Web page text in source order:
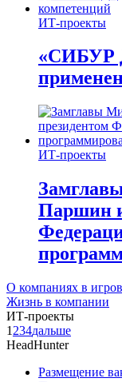
ИТ-проекты
«СИБУР
ИТ-проекты
Паршин
О компаниях в
Жизнь в компании
ИТ-проекты
1 234дальше
HeadHunter
Размещение